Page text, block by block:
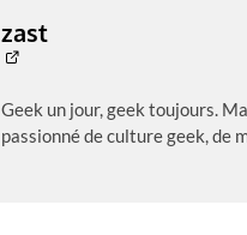
zast
Geek un jour, geek toujours.
passionné de culture geek, de